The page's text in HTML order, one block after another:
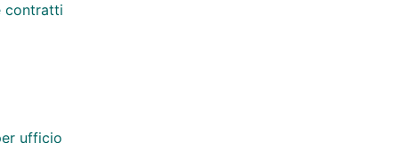
contratti
ufficio